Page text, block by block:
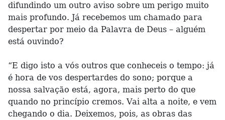
difundindo um outro aviso sobre um perigo muito
mais profundo. Já recebemos um chamado para
despertar por meio da Palavra de Deus – alguém
está ouvindo?
“E digo isto a vós outros que conheceis o tempo: já
é hora de vos despertardes do sono; porque a
nossa salvação está, agora, mais perto do que
quando no princípio cremos. Vai alta a noite, e vem
chegando o dia. Deixemos, pois, as obras das